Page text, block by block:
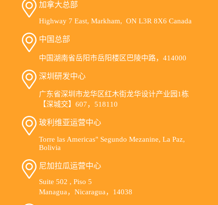
加拿大总部
Highway 7 East, Markham, ON L3R 8X6 Canada
中国总部
中国湖南省岳阳市岳阳楼区巴陵中路，414000
深圳研发中心
广东省深圳市龙华区红木街龙华设计产业园1栋
【深城交】607，518110
玻利维亚运营中心
Torre las Americas" Segundo Mezanine, La Paz,
Bolivia
尼加拉瓜运营中心
Suite 502 , Piso 5
Managua，Nicaragua，14038